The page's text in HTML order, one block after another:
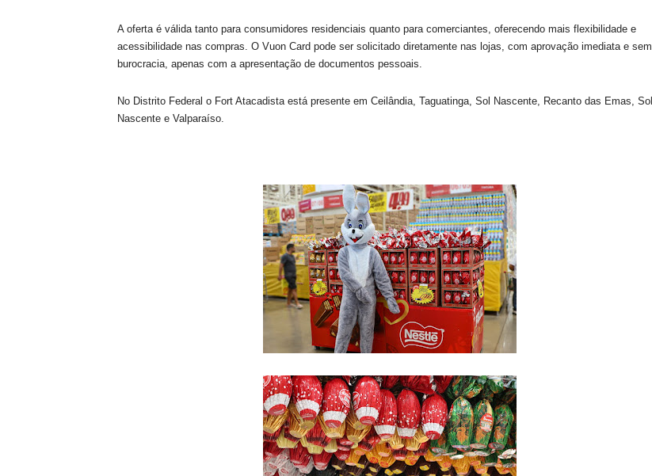
A oferta é válida tanto para consumidores residenciais quanto para comerciantes, oferecendo mais flexibilidade e
acessibilidade nas compras. O Vuon Card pode ser solicitado diretamente nas lojas, com aprovação imediata e sem
burocracia, apenas com a apresentação de documentos pessoais.
No Distrito Federal o Fort Atacadista está presente em Ceilândia, Taguatinga, Sol Nascente, Recanto das Emas, Sol
Nascente e Valparaíso.